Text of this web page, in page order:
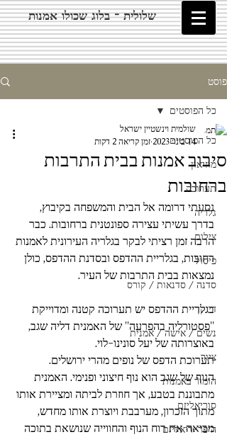
שלולית - בלוג שכולו אמנות
פוסט
כל הפוסטים
מוזיאון
תערוכה
גלריה
צילום
פיסול
סדנה / סדנאות / קורס
דיוקן
נשים / אישה / אמנית
ציור
הומור באמנות
סוריאליזם
היפר-ריאליזם
כל הפוסטים
סיבוב אמנות בבית התרבות
ברחובות
שולמית וינשטיין ישראל
14 בינו׳ 2023
זמן קריאה 2 דקות
נסעתי דרומה אל הבית והמשפחה בקיבוץ,
בדרך עשיתי עצירה ספונטנית ברחובות. כבר
הרבה זמן רציתי לבקר בגלריה העירונית לאמנות
רחובות, בגלריית ההדפס ובסדנת ההדפס, כולן
נמצאות בבית התרבות של העיר.
בגלריית ההדפס יש תערוכה קטנה ומדוייקת
''פסטורליה בהפרעה'' של האמנית דליה שגב,
באוצרותה של יעל סונינו-לוי.
תערוכת הדפס של נופים מהרי ירושלים.
הנוף של שגב הוא נוף חיצוני ופנימי. האמנית
מתבוננת בטבע, אך חוזרת לביתה ומציירת אותו
מתוך הזכרון, מערבבת ויוצרת אותו מחדש,
מביאה את רוח הנוף והחווייה שנושאת בתוכה